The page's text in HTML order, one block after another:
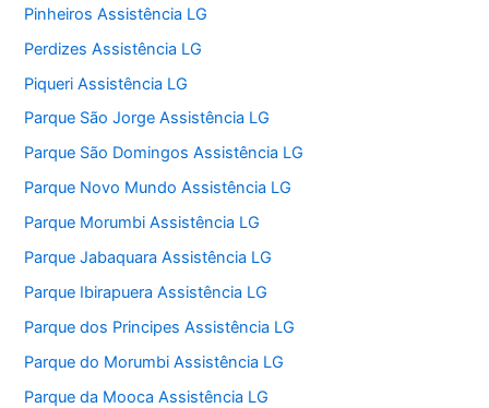
Pinheiros Assistência LG
Perdizes Assistência LG
Piqueri Assistência LG
Parque São Jorge Assistência LG
Parque São Domingos Assistência LG
Parque Novo Mundo Assistência LG
Parque Morumbi Assistência LG
Parque Jabaquara Assistência LG
Parque Ibirapuera Assistência LG
Parque dos Principes Assistência LG
Parque do Morumbi Assistência LG
Parque da Mooca Assistência LG